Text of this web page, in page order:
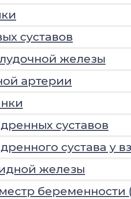
суставов
железы
артерии
суставов
сустава у
железы
беременности